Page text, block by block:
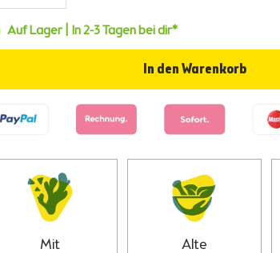
Auf Lager | In 2-3 Tagen bei dir*
In den Warenkorb
Mit
Alte